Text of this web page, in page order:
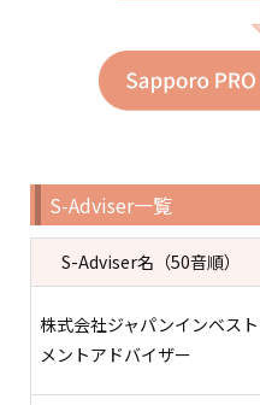
S-Adviser一覧
S-Adviser名（50音順）
株式会社ジャパンインベスト
メントアドバイザー